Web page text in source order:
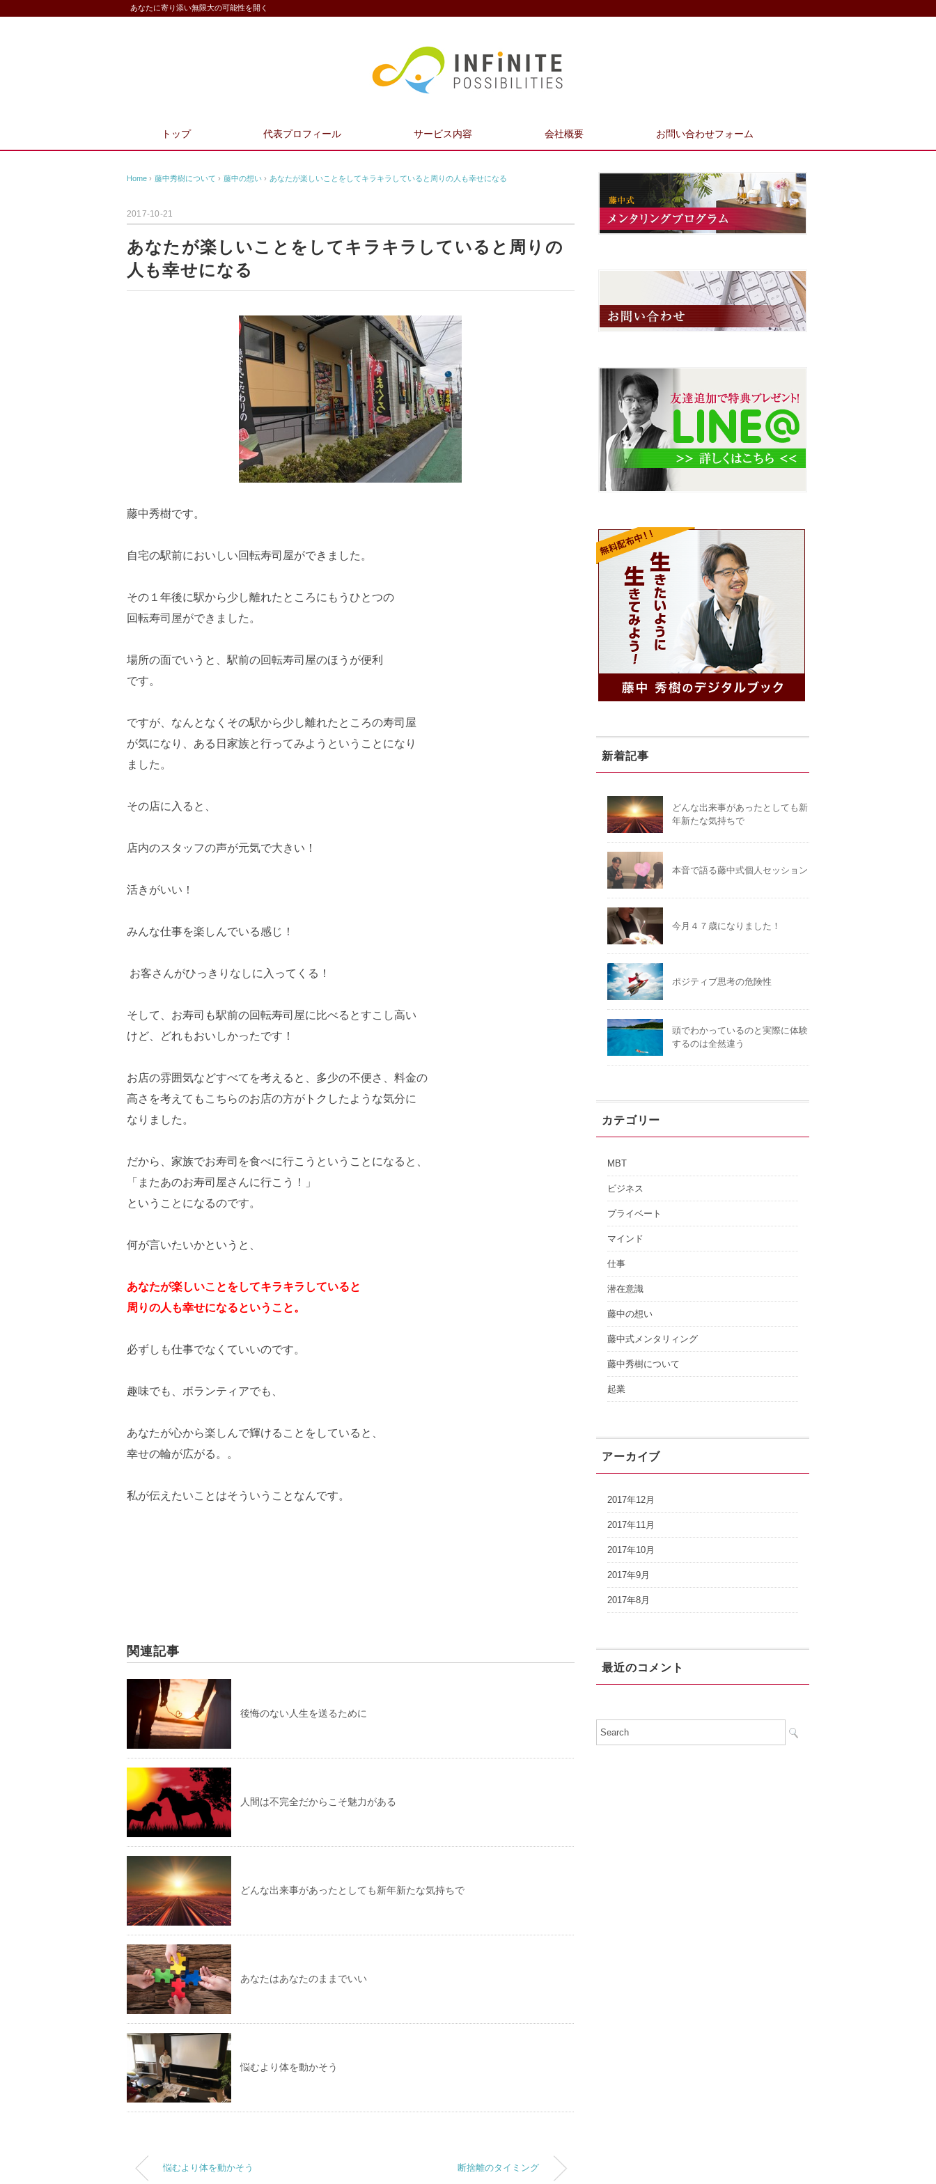
あなたに寄り添い無限大の可能性を開く
トップ 代表プロフィール サービス内容 会社概要 お問い合わせフォーム
Home › 藤中秀樹について › 藤中の想い › あなたが楽しいことをしてキラキラしていると周りの人も幸せになる
2017-10-21
あなたが楽しいことをしてキラキラしていると周りの
人も幸せになる
藤中秀樹です。
自宅の駅前においしい回転寿司屋ができました。
その１年後に駅から少し離れたところにもうひとつの
回転寿司屋ができました。
場所の面でいうと、駅前の回転寿司屋のほうが便利
です。
ですが、なんとなくその駅から少し離れたところの寿司屋
が気になり、ある日家族と行ってみようということになり
ました。
その店に入ると、
店内のスタッフの声が元気で大きい！
活きがいい！
みんな仕事を楽しんでいる感じ！
お客さんがひっきりなしに入ってくる！
そして、お寿司も駅前の回転寿司屋に比べるとすこし高い
けど、どれもおいしかったです！
お店の雰囲気などすべてを考えると、多少の不便さ、料金の
高さを考えてもこちらのお店の方がトクしたような気分に
なりました。
だから、家族でお寿司を食べに行こうということになると、
「またあのお寿司屋さんに行こう！」
ということになるのです。
何が言いたいかというと、
あなたが楽しいことをしてキラキラしていると
周りの人も幸せになるということ。
必ずしも仕事でなくていいのです。
趣味でも、ボランティアでも、
あなたが心から楽しんで輝けることをしていると、
幸せの輪が広がる。。
私が伝えたいことはそういうことなんです。
関連記事
後悔のない人生を送るために
人間は不完全だからこそ魅力がある
どんな出来事があったとしても新年新たな気持ちで
あなたはあなたのままでいい
悩むより体を動かそう
悩むより体を動かそう 断捨離のタイミング
新着記事
どんな出来事があったとしても新
年新たな気持ちで
本音で語る藤中式個人セッション
今月４７歳になりました！
ポジティブ思考の危険性
頭でわかっているのと実際に体験
するのは全然違う
カテゴリー
MBT
ビジネス
プライベート
マインド
仕事
潜在意識
藤中の想い
藤中式メンタリィング
藤中秀樹について
起業
アーカイブ
2017年12月
2017年11月
2017年10月
2017年9月
2017年8月
最近のコメント